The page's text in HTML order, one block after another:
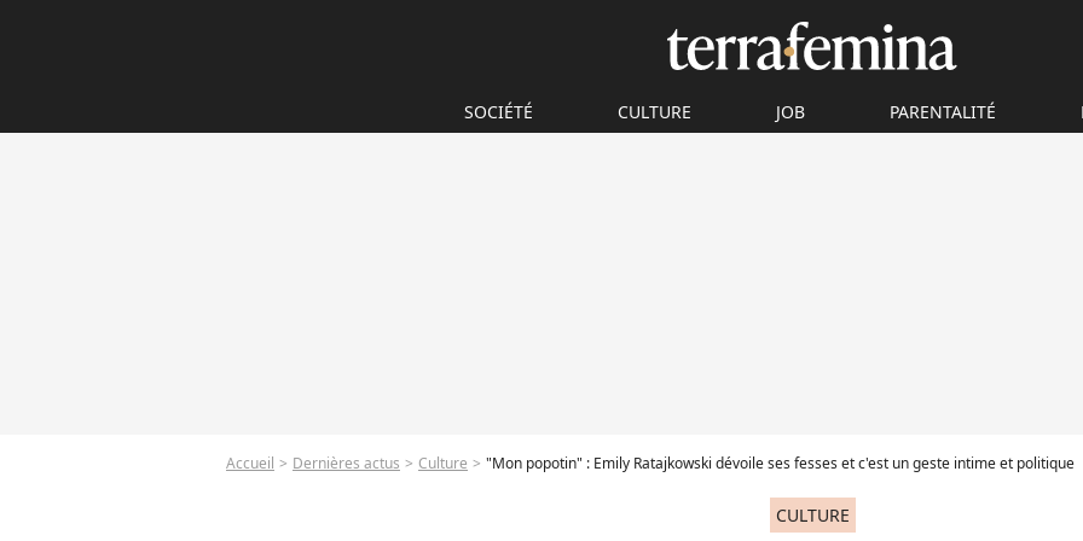
SOCIÉTÉ CULTURE JOB PARENTALITÉ
Accueil Dernières actus Culture "Mon popotin" : Emily Ratajkowski dévoile ses fesses et c'est un geste intime et politique
CULTURE